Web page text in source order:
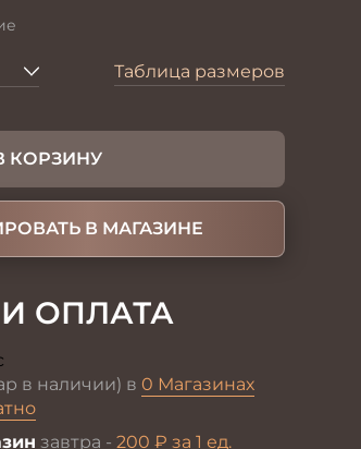
Таблица размеров
КОРЗИНУ
В МАГАЗИНЕ
ОПЛАТА
в наличии) в 0 Магазинах
завтра - 200 ₽ за 1 ед.